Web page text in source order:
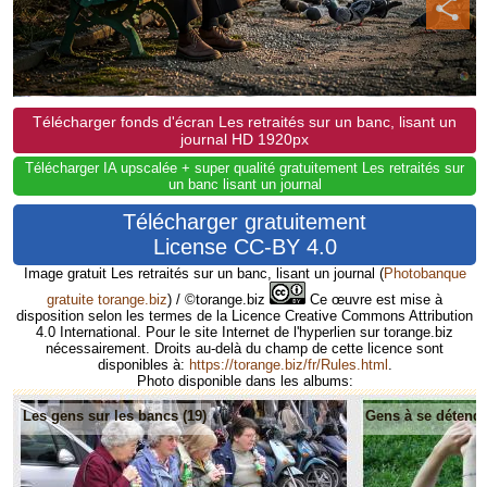
Télécharger fonds d'écran Les retraités sur un banc, lisant un
journal HD 1920px
Télécharger IA upscalée + super qualité gratuitement Les retraités sur
un banc lisant un journal
Télécharger gratuitement
License CC-BY 4.0
Image gratuit Les retraités sur un banc, lisant un journal (Photobanque
gratuite torange.biz) / ©torange.biz
Ce œuvre est mise à
disposition selon les termes de la Licence Creative Commons Attribution
4.0 International. Pour le site Internet de l'hyperlien sur torange.biz
nécessairement. Droits au-delà du champ de cette licence sont
disponibles à: https://torange.biz/fr/Rules.html
Photo disponible dans les albums:
Les gens sur les bancs (19) Gens à se